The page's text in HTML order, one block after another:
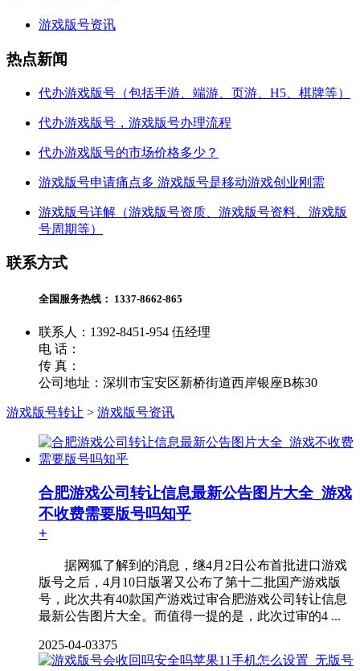
游戏版号资讯
热点新闻
代办游戏版号（包括手游、端游、页游、H5、棋牌等）
代办游戏版号，游戏版号办理流程
代办游戏版号的市场价格多少？
游戏版号申请痛点多 游戏版号是移动游戏创业刚需
游戏版号详解（游戏版号资质、游戏版号资料、游戏版
号周期等）
联系方式
全国服务热线： 1337-8662-865
联系人：1392-8451-954 伍经理
电 话：
传 真：
公司地址：深圳市宝安区新桥街道西岸银座B栋30
游戏版号转让 > 游戏版号资讯
合肥游戏公司转让信息最新公告图片大全_游戏
不收费需要版号吗知乎
+
据网狐了解到的消息，继4月2日公布首批进口游戏
版号之后，4月10日版署又公布了第十二批国产游戏版
号，此次共有40款国产游戏过审合肥游戏公司转让信息
最新公告图片大全。而值得一提的是，此次过审的4 ...
2025-04-03375